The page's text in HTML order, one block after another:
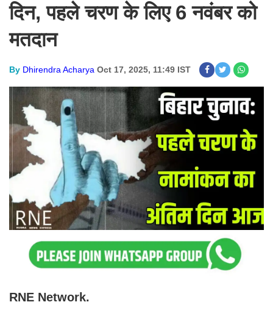
दिन, पहले चरण के लिए 6 नवंबर को
मतदान
By Dhirendra Acharya Oct 17, 2025, 11:49 IST
RNE Network.